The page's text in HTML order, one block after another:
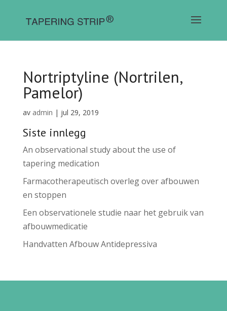
Nortriptyline (Nortrilen,
Pamelor)
av admin | jul 29, 2019
Siste innlegg
An observational study about the use of
tapering medication
Farmacotherapeutisch overleg over afbouwen
en stoppen
Een observationele studie naar het gebruik van
afbouwmedicatie
Handvatten Afbouw Antidepressiva